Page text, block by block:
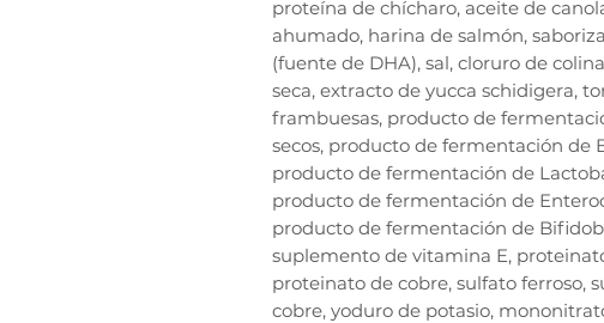
proteína de chícharo, aceite de
ahumado, harina de salmón,
(fuente de DHA), sal, cloruro de
seca, extracto de yucca schidigera,
frambuesas, producto de
secos, producto de fermentación de
producto de fermentación de
producto de fermentación de
producto de fermentación de
suplemento de vitamina E,
proteinato de cobre, sulfato ferroso,
cobre, yoduro de potasio,